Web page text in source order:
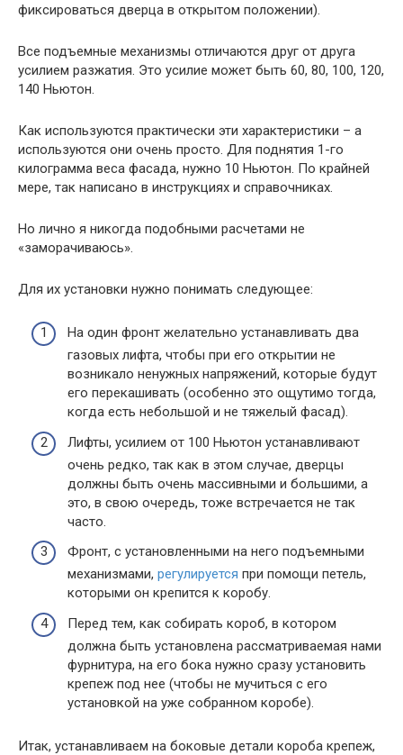
фиксироваться дверца в открытом положении).
Все подъемные механизмы отличаются друг от друга
усилием разжатия. Это усилие может быть 60, 80, 100, 120,
140 Ньютон.
Как используются практически эти характеристики – а
используются они очень просто. Для поднятия 1-го
килограмма веса фасада, нужно 10 Ньютон. По крайней
мере, так написано в инструкциях и справочниках.
Но лично я никогда подобными расчетами не
«заморачиваюсь».
Для их установки нужно понимать следующее:
На один фронт желательно устанавливать два
газовых лифта, чтобы при его открытии не
возникало ненужных напряжений, которые будут
его перекашивать (особенно это ощутимо тогда,
когда есть небольшой и не тяжелый фасад).
Лифты, усилием от 100 Ньютон устанавливают
очень редко, так как в этом случае, дверцы
должны быть очень массивными и большими, а
это, в свою очередь, тоже встречается не так
часто.
Фронт, с установленными на него подъемными
механизмами, регулируется при помощи петель,
которыми он крепится к коробу.
Перед тем, как собирать короб, в котором
должна быть установлена рассматриваемая нами
фурнитура, на его бока нужно сразу установить
крепеж под нее (чтобы не мучиться с его
установкой на уже собранном коробе).
Итак, устанавливаем на боковые детали короба крепеж,